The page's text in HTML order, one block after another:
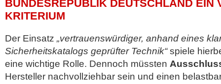
BUNDESREPUBLIK DEUTSCHLAND EIN
KRITERIUM
Der Einsatz „vertrauenswürdiger, anhand eines
Sicherheitskatalogs geprüfter Technik“spiele
eine wichtige Rolle. Dennoch müssten
Hersteller nachvollziehbar sein und einen